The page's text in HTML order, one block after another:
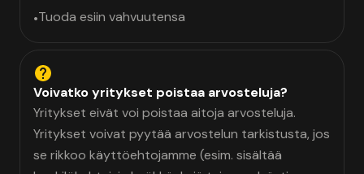
•Tuoda esiin vahvuutensa
Voivatko yritykset poistaa arvosteluja?
Yritykset eivät voi poistaa aitoja arvosteluja.
Yritykset voivat pyytää arvostelun tarkistusta, jos
se rikkoo käyttöehtojamme (esim. sisältää